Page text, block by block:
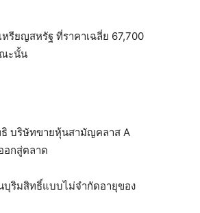
รียญสหรัฐ ที่ราคาเฉลี่ย 67,700
ณะนั้น
บริษัทขายหุ้นสามัญคลาส A
อกสู่ตลาด
บุริมสิทธิ์แบบไม่จำกัดอายุของ